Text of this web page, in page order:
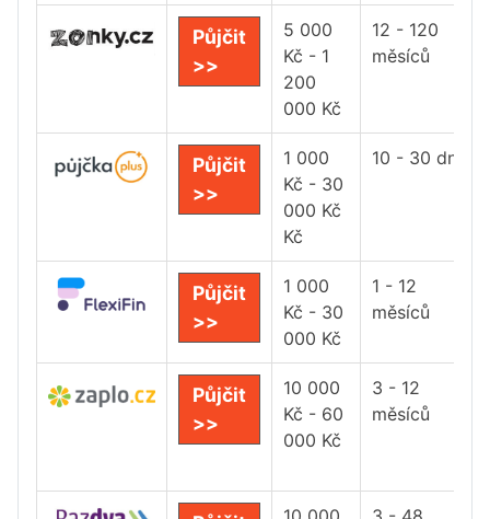
Půjčit
>>
5 000
Kč - 1
200
000 Kč
12 - 120
měsíců
Půjčit
>>
1 000
Kč - 30
000 Kč
Kč
10 - 30 dní
Půjčit
>>
1 000
Kč - 30
000 Kč
1 - 12
měsíců
Půjčit
>>
10 000
Kč - 60
000 Kč
3 - 12
měsíců